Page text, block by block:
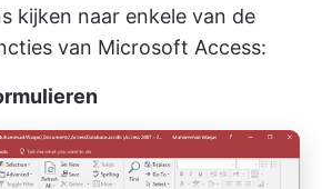
kijken naar enkele van de
van Microsoft Access: